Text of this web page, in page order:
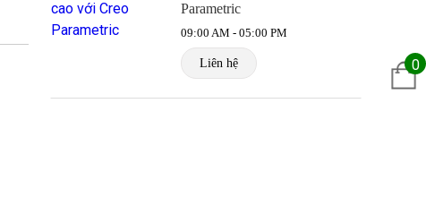
0
Parametric
09:00 AM - 05:00 PM
Liên hệ